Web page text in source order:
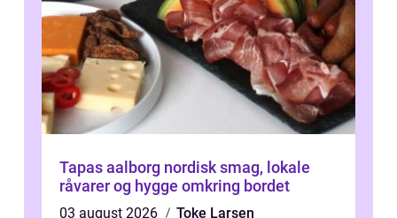
Tapas aalborg nordisk smag, lokale
råvarer og hygge omkring bordet
03 august 2026
Toke Larsen